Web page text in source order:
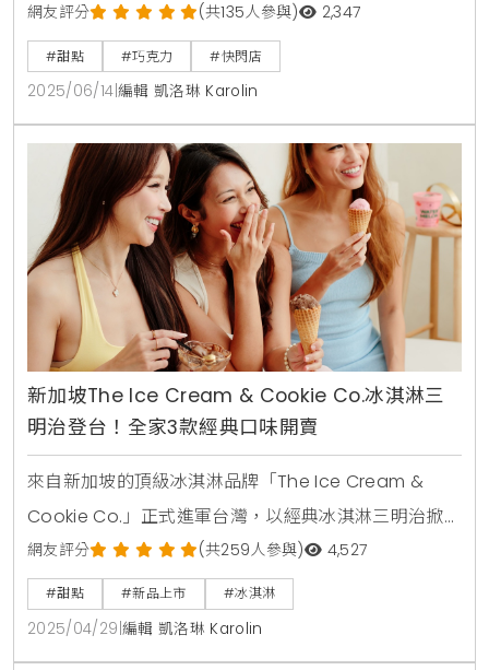
盛名，並曾榮獲日本甜點誌票選「最想收到的巧克力禮
物 No.1」的品牌 ，由德際精品全新引進，於即日起至七
月六日，在台北 SOGO 百貨復興館 B3 樓中央手扶梯
旁，展開為期一個月的獨家快閃活動 。對於追求生活品
味，喜愛獨特甜點，或是正在尋找別緻贈禮的消費者而
言，Message de Rose
網友評分 (共135人參與) 2,347
#甜點 #巧克力 #快閃店
2025/06/14 編輯 凱洛琳 Karolin
新加坡The Ice Cream & Cookie Co.冰淇淋三
明治登台！全家3款經典口味開賣
來自新加坡的頂級冰淇淋品牌「The Ice Cream &
Cookie Co.」正式進軍台灣，以經典冰淇淋三明治掀
起健康甜點新風潮。即日起，消費者可在全台全家便利
商店以每款 99 元的親民價格，搶先品嚐三款獨特口
味：香草脆餅冰淇淋、可可風味脆餅冰淇淋與開心果脆
餅冰淇淋。品牌秉持「Better For You」的理念，採用
網友評分 (共259人參與) 4,527
#甜點 #新品上市 #冰淇淋
2025/04/29 編輯 凱洛琳 Karolin